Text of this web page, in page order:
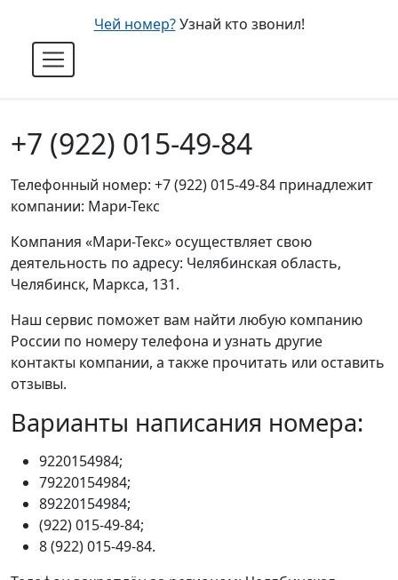
Чей номер? Узнай кто звонил!
+7 (922) 015-49-84
Телефонный номер: +7 (922) 015-49-84 принадлежит
компании: Мари-Текс
Компания «Мари-Текс» осуществляет свою
деятельность по адресу: Челябинская область,
Челябинск, Маркса, 131.
Наш сервис поможет вам найти любую компанию
России по номеру телефона и узнать другие
контакты компании, а также прочитать или оставить
отзывы.
Варианты написания номера:
9220154984;
79220154984;
89220154984;
(922) 015-49-84;
8 (922) 015-49-84.